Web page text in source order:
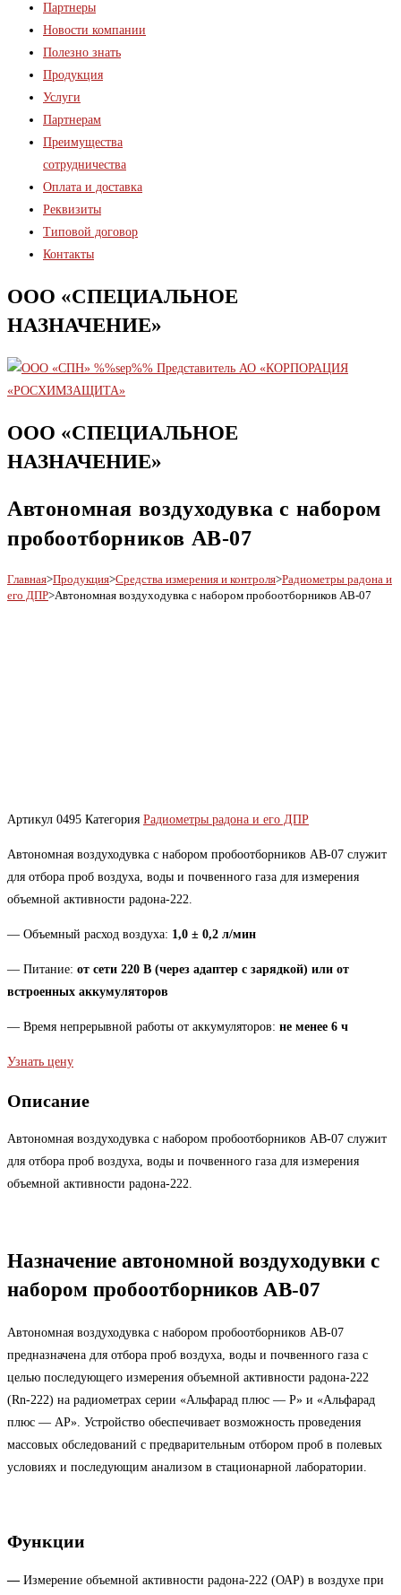
Партнеры
Новости компании
Полезно знать
Продукция
Услуги
Партнерам
Преимущества
сотрудничества
Оплата и доставка
Реквизиты
Типовой договор
Контакты
ООО «СПЕЦИАЛЬНОЕ
НАЗНАЧЕНИЕ»
ООО «СПЕЦИАЛЬНОЕ
НАЗНАЧЕНИЕ»
Автономная воздуходувка с набором
пробоотборников АВ-07
Главная>Продукция>Средства измерения и контроля>Радиометры радона и
его ДПР>Автономная воздуходувка с набором пробоотборников АВ-07
Артикул 0495 Категория Радиометры радона и его ДПР
Автономная воздуходувка с набором пробоотборников АВ-07 служит
для отбора проб воздуха, воды и почвенного газа для измерения
объемной активности радона-222.
— Объемный расход воздуха: 1,0 ± 0,2 л/мин
— Питание: от сети 220 В (через адаптер с зарядкой) или от
встроенных аккумуляторов
— Время непрерывной работы от аккумуляторов: не менее 6 ч
Узнать цену
Описание
Автономная воздуходувка с набором пробоотборников АВ-07 служит
для отбора проб воздуха, воды и почвенного газа для измерения
объемной активности радона-222.
Назначение автономной воздуходувки с
набором пробоотборников АВ-07
Автономная воздуходувка с набором пробоотборников АВ-07
предназначена для отбора проб воздуха, воды и почвенного газа с
целью последующего измерения объемной активности радона-222
(Rn-222) на радиометрах серии «Альфарад плюс — Р» и «Альфарад
плюс — АР». Устройство обеспечивает возможность проведения
массовых обследований с предварительным отбором проб в полевых
условиях и последующим анализом в стационарной лаборатории.
Функции
— Измерение объемной активности радона-222 (ОАР) в воздухе при